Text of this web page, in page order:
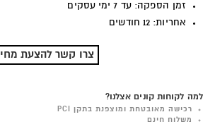
זמן הספקה: עד 7 ימי עסקים
אחריות: 12 חודשים
צרו קשר להצעת
למה לקוחות קונים אצלנו?
רכישה מאובטחת ומוצפנת בתקן PCI
משלוח חינם